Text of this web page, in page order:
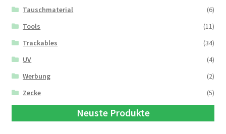
Tauschmaterial
(6)
Tools
(11)
Trackables
(34)
UV
(4)
Werbung
(2)
Zecke
(5)
Neuste Produkte